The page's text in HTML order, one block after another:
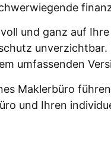
und ganz auf
umfas­sen­den
Mak­ler­bü­ro
und Ihren